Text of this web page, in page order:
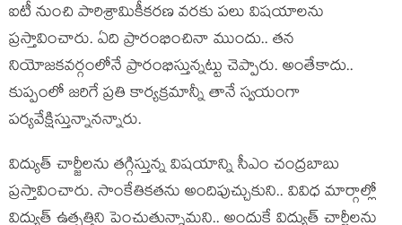
ఐటీ నుంచి పారిశ్రామికీక‌ర‌ణ వ‌ర‌కు ప‌లు విషయాల‌ను
ప్ర‌స్తావించారు. ఏది ప్రారంభించినా ముందు.. త‌న
నియోజ‌క‌వ‌ర్గంలోనే ప్రారంభిస్తున్న‌ట్టు చెప్పారు. అంతేకాదు..
కుప్పంలో జ‌రిగే ప్ర‌తి కార్య‌క్ర‌మాన్నీ తానే స్వ‌యంగా
ప‌ర్య‌వేక్షిస్తున్నాన‌న్నారు.
విద్యుత్ చార్జీల‌ను త‌గ్గిస్తున్న విష‌యాన్ని సీఎం చంద్ర‌బాబు
ప్ర‌స్తావించారు. సాంకేతిక‌త‌ను అందిపుచ్చుకుని.. వివిధ మార్గాల్లో